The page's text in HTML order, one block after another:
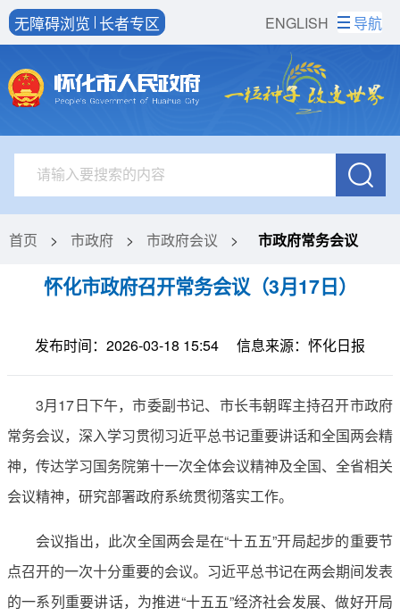
ENGLISH
无障碍浏览 长者专区 导航
首页 > 市政府 > 市政府会议 > 市政府常务会议
怀化市政府召开常务会议（3月17日）
发布时间：2026-03-18 15:54 信息来源：怀化日报
3月17日下午，市委副书记、市长韦朝晖主持召开市政府
常务会议，深入学习贯彻习近平总书记重要讲话和全国两会精
神，传达学习国务院第十一次全体会议精神及全国、全省相关
会议精神，研究部署政府系统贯彻落实工作。
会议指出，此次全国两会是在“十五五”开局起步的重要节
点召开的一次十分重要的会议。习近平总书记在两会期间发表
的一系列重要讲话，为推进“十五五”经济社会发展、做好开局